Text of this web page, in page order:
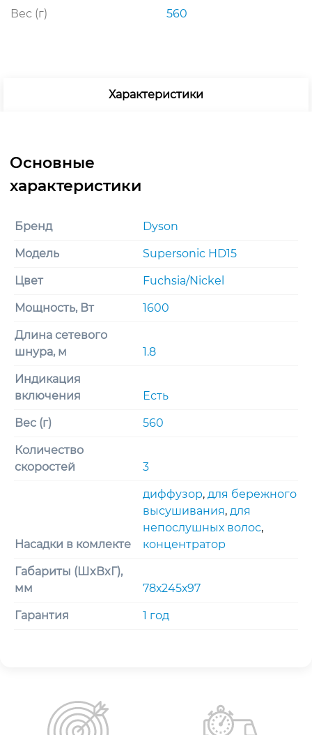
Вес (г) 560
Характеристики
Бренд Dyson
Модель Supersonic HD15
Цвет Fuchsia/Nickel
Мощность, Вт 1600
Длина сетевого
шнура, м
1.8
Индикация
включения
Есть
Вес (г) 560
Количество
скоростей
3
Насадки в комлекте
диффузор, для бережного
высушивания, для
непослушных волос,
концентратор
Габариты (ШxВxГ),
мм
78х245х97
Гарантия 1 год